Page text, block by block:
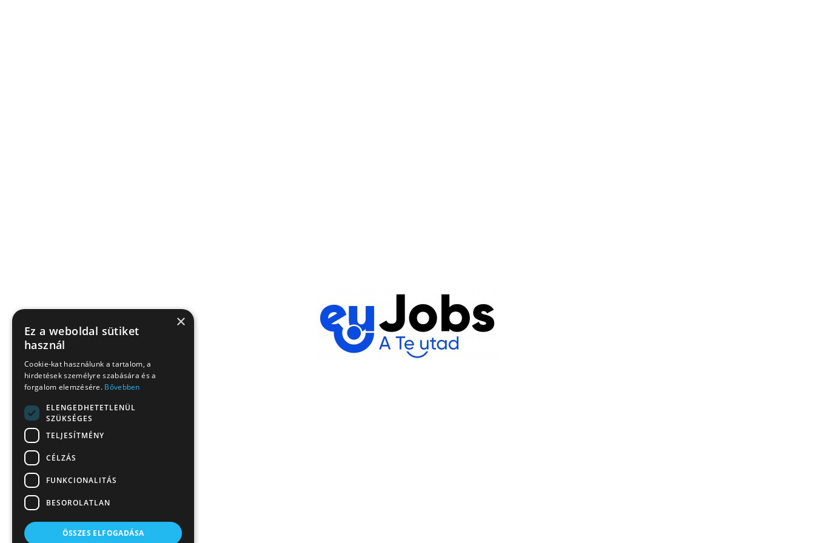
×
Ez a weboldal sütiket
használ
Cookie-kat használunk a tartalom, a
hirdetések személyre szabására és a
forgalom elemzésére. Bővebben
ELENGEDHETETLENÜL
SZÜKSÉGES
TELJESÍTMÉNY
CÉLZÁS
FUNKCIONALITÁS
BESOROLATLAN
ÖSSZES ELFOGADÁSA